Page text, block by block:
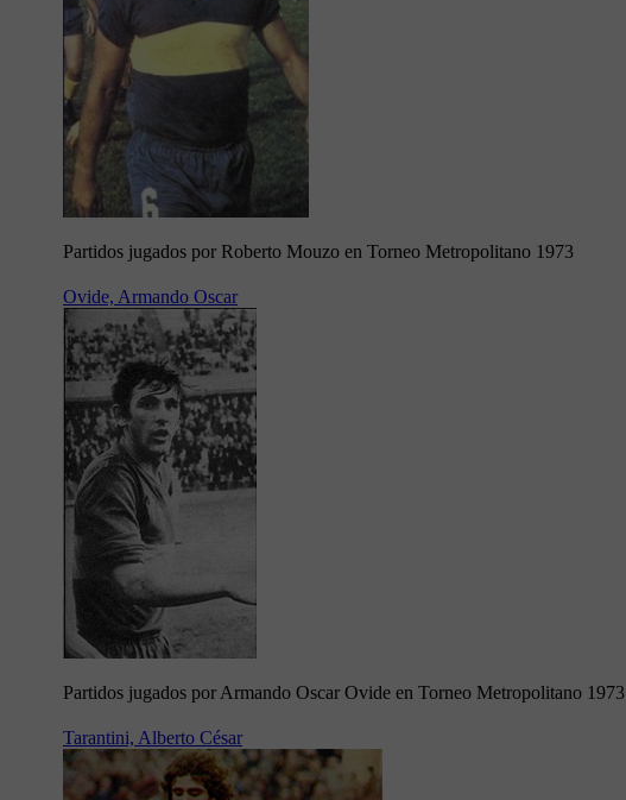
Partidos jugados por Roberto Mouzo en Torneo Metropolitano 1973
Ovide, Armando Oscar
Partidos jugados por Armando Oscar Ovide en Torneo Metropolitano 1973
Tarantini, Alberto César